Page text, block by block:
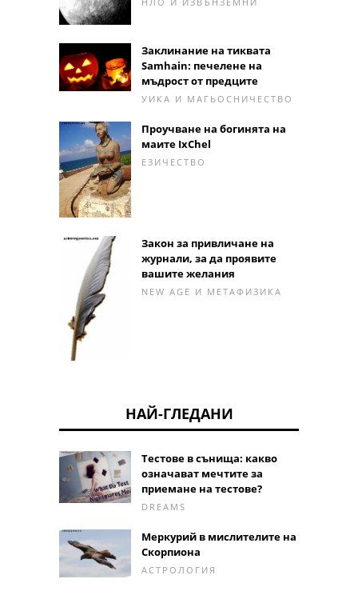
Заклинание на тиквата
Samhain: печелене на
мъдрост от предците
УИКА И МАГЬОСНИЧЕСТВО
Проучване на богинята на
маите IxChel
ЕЗИЧЕСТВО
Закон за привличане на
журнали, за да проявите
вашите желания
NEW AGE И МЕТАФИЗИКА
НАЙ-ГЛЕДАНИ
Тестове в сънища: какво
означават мечтите за
приемане на тестове?
DREAMS
Меркурий в мислителите на
Скорпиона
АСТРОЛОГИЯ